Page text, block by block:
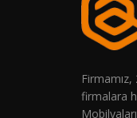
firmalara